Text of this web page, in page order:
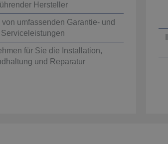
Hersteller
umfassenden Garantie- und
Serviceleistungen
für Sie die Installation,
und Reparatur